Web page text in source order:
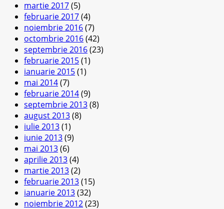
martie 2017(5)
februarie 2017(4)
noiembrie 2016(7)
octombrie 2016(42)
septembrie 2016(23)
februarie 2015(1)
ianuarie 2015(1)
mai 2014(7)
februarie 2014(9)
septembrie 2013(8)
august 2013(8)
iulie 2013(1)
iunie 2013(9)
mai 2013(6)
aprilie 2013(4)
martie 2013(2)
februarie 2013(15)
ianuarie 2013(32)
noiembrie 2012(23)